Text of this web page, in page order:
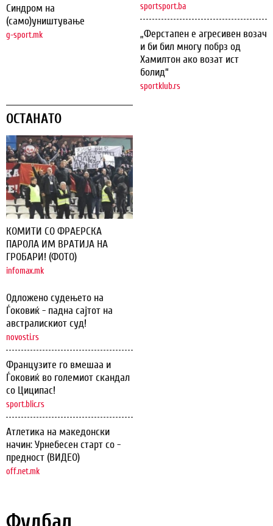
Синдром на
(само)уништување
g-sport.mk
sportsport.ba
„Ферстапен е агресивен возач
и би бил многу побрз од
Хамилтон ако возат ист
болид“
sportklub.rs
ОСТАНАТО
КОМИТИ СО ФРАЕРСКА
ПАРОЛА ИМ ВРАТИЈА НА
ГРОБАРИ! (ФОТО)
infomax.mk
Одложено судењето на
Ѓоковиќ - падна сајтот на
австралискиот суд!
novosti.rs
Французите го вмешаа и
Ѓоковиќ во големиот скандал
со Циципас!
sport.blic.rs
Атлетика на македонски
начин: Урнебесен старт со -
предност (ВИДЕО)
off.net.mk